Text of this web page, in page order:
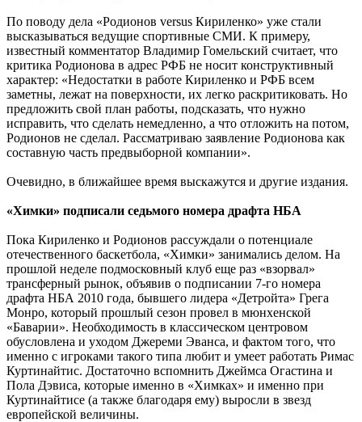
По поводу дела «Родионов versus Кириленко» уже стали
высказываться ведущие спортивные СМИ. К примеру,
известный комментатор Владимир Гомельский считает, что
критика Родионова в адрес РФБ не носит конструктивный
характер: «Недостатки в работе Кириленко и РФБ всем
заметны, лежат на поверхности, их легко раскритиковать. Но
предложить свой план работы, подсказать, что нужно
исправить, что сделать немедленно, а что отложить на потом,
Родионов не сделал. Рассматриваю заявление Родионова как
составную часть предвыборной компании».
Очевидно, в ближайшее время выскажутся и другие издания.
«Химки» подписали седьмого номера драфта НБА
Пока Кириленко и Родионов рассуждали о потенциале
отечественного баскетбола, «Химки» занимались делом. На
прошлой неделе подмосковный клуб еще раз «взорвал»
трансферный рынок, объявив о подписании 7-го номера
драфта НБА 2010 года, бывшего лидера «Детройта» Грега
Монро, который прошлый сезон провел в мюнхенской
«Баварии». Необходимость в классическом центровом
обусловлена и уходом Джереми Эванса, и фактом того, что
именно с игроками такого типа любит и умеет работать Римас
Куртинайтис. Достаточно вспомнить Джеймса Огастина и
Пола Дэвиса, которые именно в «Химках» и именно при
Куртинайтисе (а также благодаря ему) выросли в звезд
европейской величины.